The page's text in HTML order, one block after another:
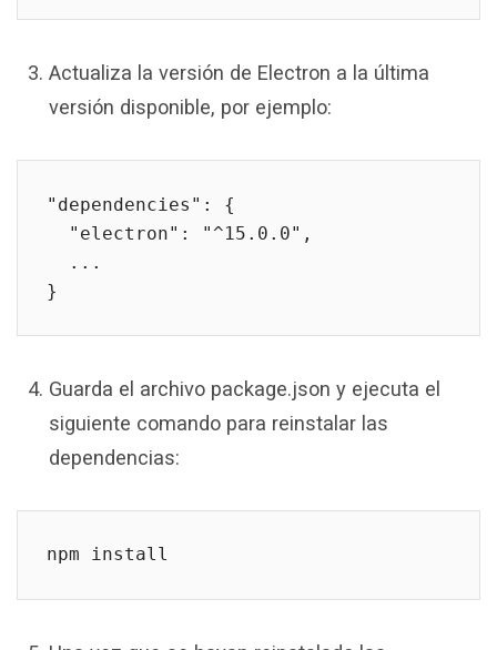
Actualiza la versión de Electron a la última
versión disponible, por ejemplo:
"dependencies": {
}
Guarda el archivo package.json y ejecuta el
siguiente comando para reinstalar las
dependencias:
npm install